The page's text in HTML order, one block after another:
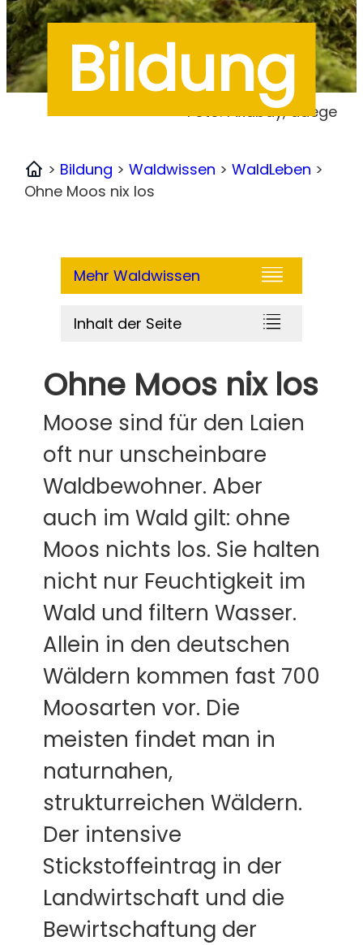
Bildung
Foto: Pixabay, adege
Home
> Bildung >Waldwissen >WaldLeben >
Ohne Moos nix los
Mehr Waldwissen
Inhalt der Seite
Ohne Moos nix los
Moose sind für den Laien
oft nur unscheinbare
Waldbewohner. Aber
auch im Wald gilt: ohne
Moos nichts los. Sie halten
nicht nur Feuchtigkeit im
Wald und filtern Wasser.
Allein in den deutschen
Wäldern kommen fast 700
Moosarten vor. Die
meisten findet man in
naturnahen,
strukturreichen Wäldern.
Der intensive
Stickstoffeintrag in der
Landwirtschaft und die
Bewirtschaftung der